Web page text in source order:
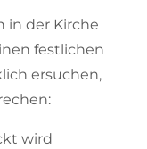
in der Kirche
festlichen
ersuchen,
wird